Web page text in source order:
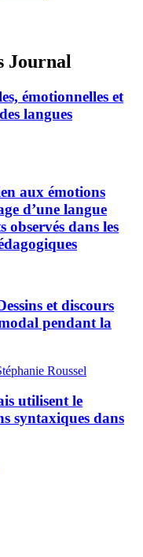
Journal
émotionnelles et
langues
aux émotions
d’une langue
observés dans les
et discours
pendant la
Roussel
utilisent le
syntaxiques dans